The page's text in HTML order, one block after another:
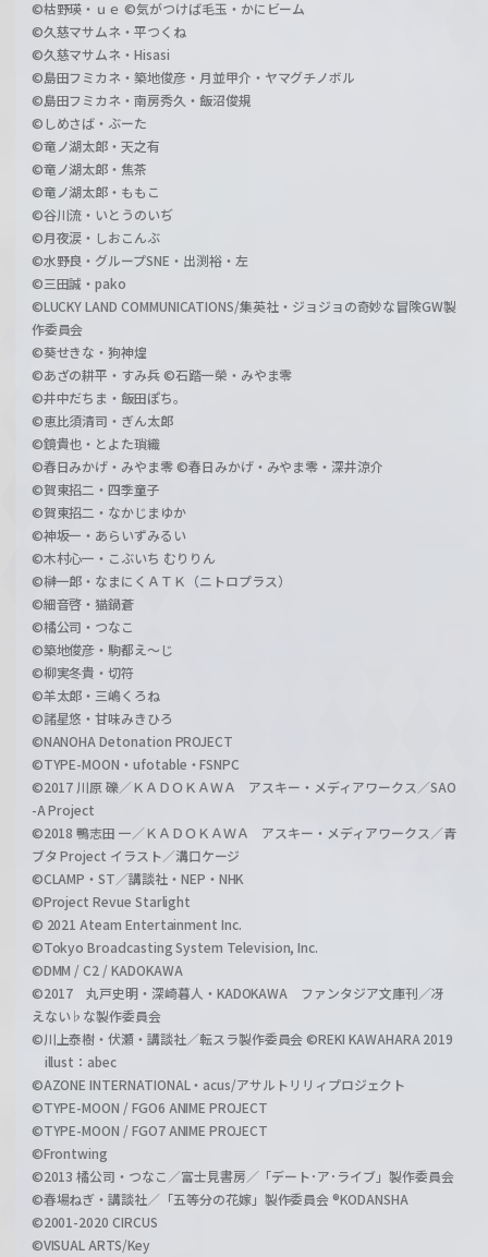
©枯野瑛・ｕｅ ©気がつけば毛玉・かにビーム
©久慈マサムネ・平つくね
©久慈マサムネ・Hisasi
©島田フミカネ・築地俊彦・月並甲介・ヤマグチノボル
©島田フミカネ・南房秀久・飯沼俊規
©しめさば・ぶーた
©竜ノ湖太郎・天之有
©竜ノ湖太郎・焦茶
©竜ノ湖太郎・ももこ
©谷川流・いとうのいぢ
©月夜涙・しおこんぶ
©水野良・グループSNE・出渕裕・左
©三田誠・pako
©LUCKY LAND COMMUNICATIONS/集英社・ジョジョの奇妙な冒険GW製
作委員会
©葵せきな・狗神煌
©あざの耕平・すみ兵 ©石踏一榮・みやま零
©井中だちま・飯田ぽち。
©恵比須清司・ぎん太郎
©鏡貴也・とよた瑣織
©春日みかげ・みやま零 ©春日みかげ・みやま零・深井涼介
©賀東招二・四季童子
©賀東招二・なかじまゆか
©神坂一・あらいずみるい
©木村心一・こぶいち むりりん
©榊一郎・なまにくＡＴＫ（ニトロプラス）
©細音啓・猫鍋蒼
©橘公司・つなこ
©築地俊彦・駒都え～じ
©柳実冬貴・切符
©羊太郎・三嶋くろね
©諸星悠・甘味みきひろ
©NANOHA Detonation PROJECT
©TYPE-MOON・ufotable・FSNPC
©2017 川原 礫／ＫＡＤＯＫＡＷＡ アスキー・メディアワークス／SAO
-A Project
©2018 鴨志田 一／ＫＡＤＯＫＡＷＡ アスキー・メディアワークス／青
ブタ Project イラスト／溝口ケージ
©CLAMP・ST／講談社・NEP・NHK
©Project Revue Starlight
© 2021 Ateam Entertainment Inc.
©Tokyo Broadcasting System Television, Inc.
©DMM / C2 / KADOKAWA
©2017 丸戸史明・深崎暮人・KADOKAWA ファンタジア文庫刊／冴
えない♭な製作委員会
©川上泰樹・伏瀬・講談社／転スラ製作委員会 ©REKI KAWAHARA 2019
illust：abec
©AZONE INTERNATIONAL・acus/アサルトリリィプロジェクト
©TYPE-MOON / FGO6 ANIME PROJECT
©TYPE-MOON / FGO7 ANIME PROJECT
©Frontwing
©2013 橘公司・つなこ／富士見書房／「デート･ア･ライブ」製作委員会
©春場ねぎ・講談社／「五等分の花嫁」製作委員会 ®KODANSHA
©2001-2020 CIRCUS
©VISUAL ARTS/Key